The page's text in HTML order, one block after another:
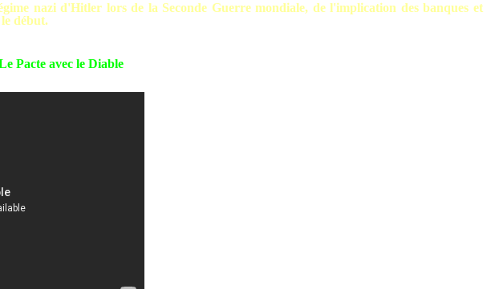
nazi d'Hitler lors de la Seconde Guerre mondiale, de l'implication des banques et
début.
Pacte avec le Diable